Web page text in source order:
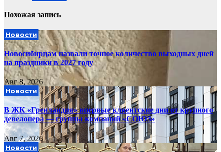
Похожая запись
Новости
Новосибирцам назвали точное количество выходных дней
на праздники в 2027 году
Авг 8, 2026
Новости
В ЖК «Гренландия» впервые клиентские дни от крупного
девелопера — группы компаний «СОЮЗ»
Авг 7, 2026
Новости